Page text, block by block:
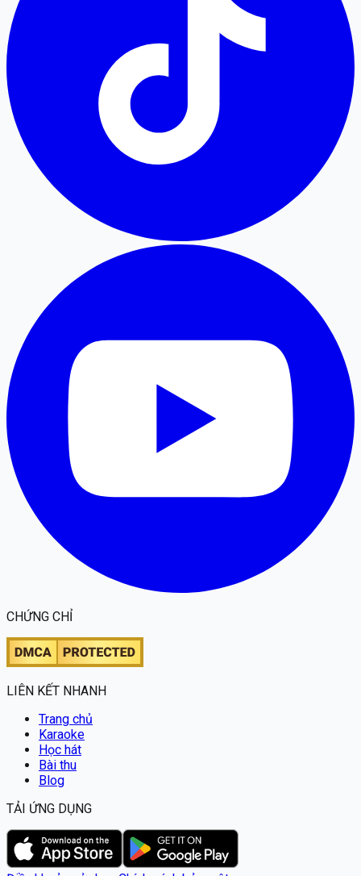
CHỨNG CHỈ
LIÊN KẾT NHANH
Trang chủ
Karaoke
Học hát
Bài thu
Blog
TẢI ỨNG DỤNG